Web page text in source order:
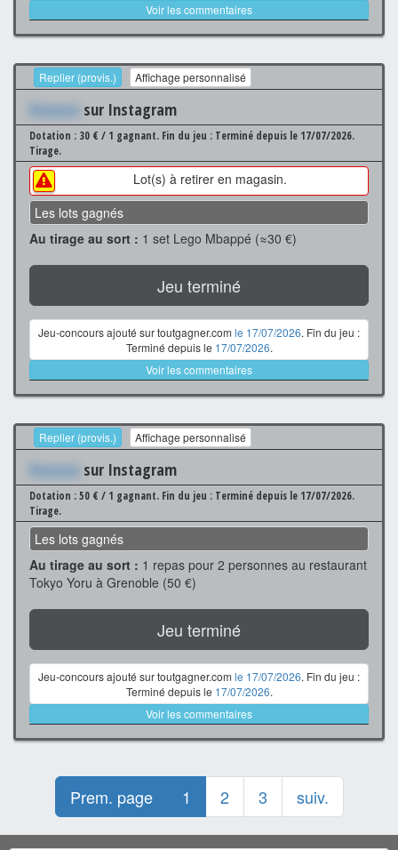
Voir les commentaires
Replier (provis.) Affichage personnalisé
Xxxxxxx sur Instagram
Dotation : 30 € / 1 gagnant. Fin du jeu : Terminé depuis le 17/07/2026.
Tirage.
Lot(s) à retirer en magasin.
Les lots gagnés
Au tirage au sort : 1 set Lego Mbappé (≈30 €)
Jeu terminé
Jeu-concours ajouté sur toutgagner.com le 17/07/2026. Fin du jeu :
Terminé depuis le 17/07/2026.
Voir les commentaires
Replier (provis.) Affichage personnalisé
Xxxxxxx sur Instagram
Dotation : 50 € / 1 gagnant. Fin du jeu : Terminé depuis le 17/07/2026.
Tirage.
Les lots gagnés
Au tirage au sort : 1 repas pour 2 personnes au restaurant
Tokyo Yoru à Grenoble (50 €)
Jeu terminé
Jeu-concours ajouté sur toutgagner.com le 17/07/2026. Fin du jeu :
Terminé depuis le 17/07/2026.
Voir les commentaires
Prem. page 1 2 3 suiv.